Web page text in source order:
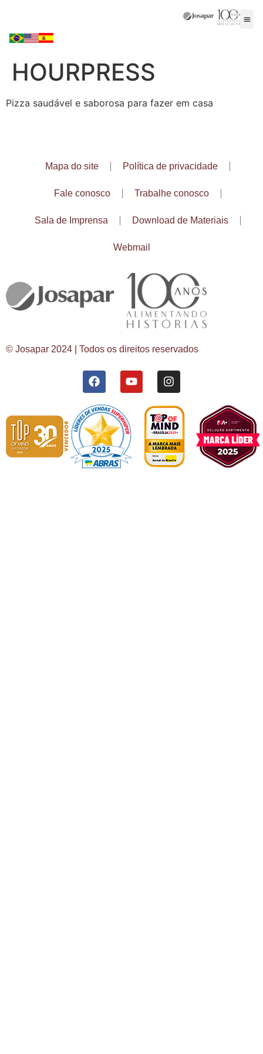
HOURPRESS
Pizza saudável e saborosa para fazer em casa
Mapa do site Política de privacidade
Fale conosco Trabalhe conosco
Sala de Imprensa Download de Materiais
Webmail
© Josapar 2024 | Todos os direitos reservados